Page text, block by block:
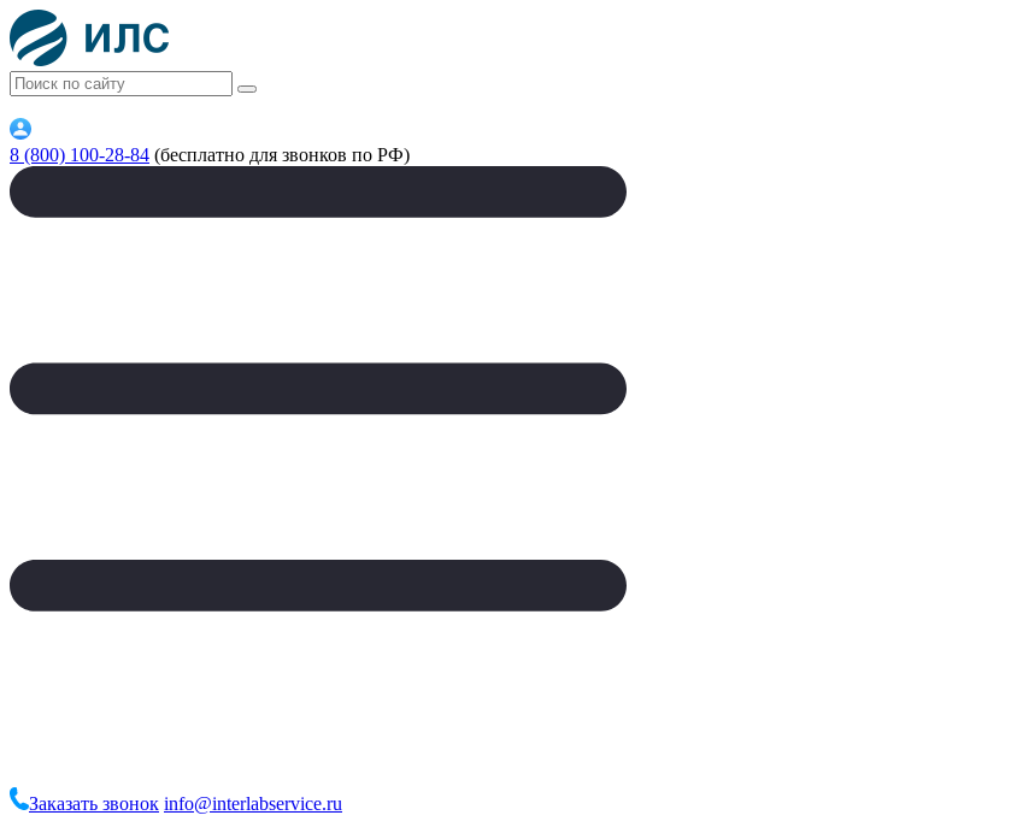
8 (800) 100-28-84 (бесплатно для звонков по РФ)
Заказать звонок info@interlabservice.ru